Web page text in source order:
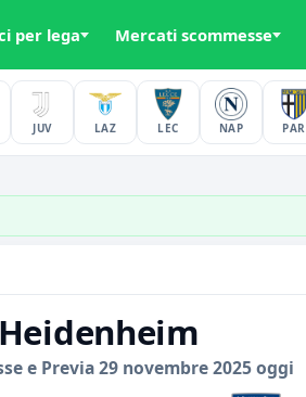
per lega Mercati scommesse
JUV LAZ LEC NAP PAR
e Previa 29 novembre 2025 oggi